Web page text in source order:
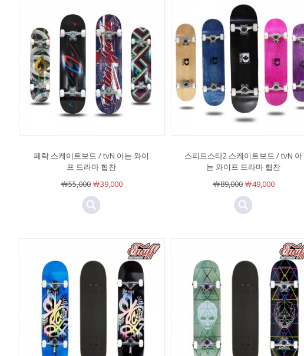
페락 스케이트보드 / tvN 아는 와이
프 드라마 협찬
￦55,000￦39,000
스피드스타2 스케이트보드 / tvN 아
는 와이프 드라마 협찬
￦89,000￦49,000